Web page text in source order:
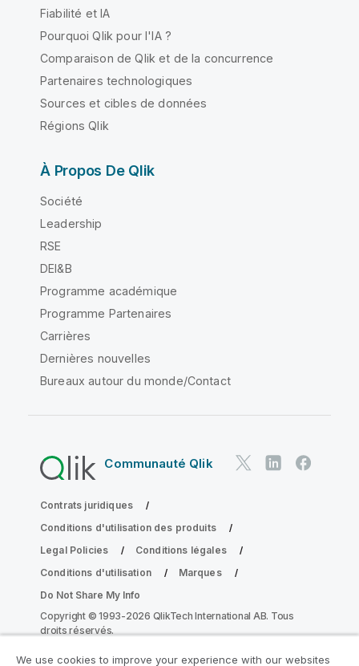
Fiabilité et IA
Pourquoi Qlik pour l'IA ?
Comparaison de Qlik et de la concurrence
Partenaires technologiques
Sources et cibles de données
Régions Qlik
À Propos De Qlik
Société
Leadership
RSE
DEI&B
Programme académique
Programme Partenaires
Carrières
Dernières nouvelles
Bureaux autour du monde/Contact
Communauté Qlik
Contrats juridiques
Conditions d'utilisation des produits
Legal Policies
Conditions légales
Conditions d'utilisation
Marques
Do Not Share My Info
Copyright © 1993-2026 QlikTech International AB. Tous
droits réservés.
We use cookies to improve your experience with our websites